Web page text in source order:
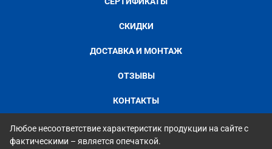
СКИДКИ
ДОСТАВКА И МОНТАЖ
ОТЗЫВЫ
КОНТАКТЫ
Любое несоответствие характеристик продукции на сайте с
фактическими – является опечаткой.